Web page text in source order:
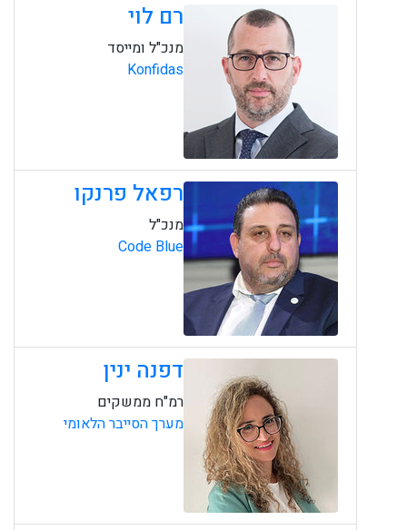
רם לוי
מנכ"ל ומייסד
Konfidas
רפאל פרנקו
מנכ"ל
Code Blue
דפנה ינין
רמ"ח ממשקים
מערך הסייבר הלאומי